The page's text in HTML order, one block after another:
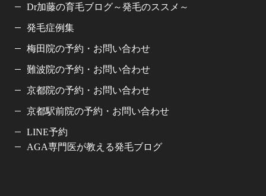
Dr加藤の育毛ブログ～発毛のススメ～
発毛症例集
梅田院の予約・お問い合わせ
難波院の予約・お問い合わせ
京都院の予約・お問い合わせ
京都駅前院の予約・お問い合わせ
LINE予約
AGA専門医が教える発毛ブログ